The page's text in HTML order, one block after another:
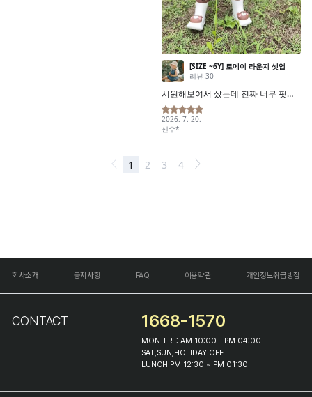
회사소개 공지사항 FAQ 이용약관 개인정보취급방침
CONTACT 1668-1570
MON-FRI : AM 10:00 - PM 04:00
SAT,SUN,HOLIDAY OFF
LUNCH PM 12:30 ~ PM 01:30